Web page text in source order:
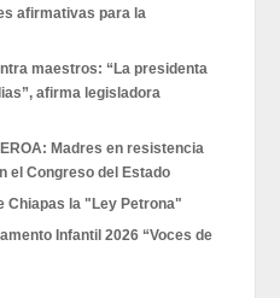
afirmativas para la
maestros: “La presidenta
afirma legisladora
Madres en resistencia
el Congreso del Estado
Chiapas la "Ley Petrona"
Infantil 2026 “Voces de